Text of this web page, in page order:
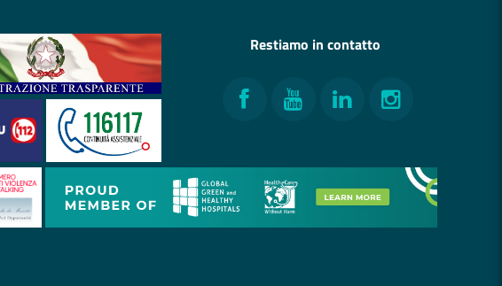
Restiamo in contatto
Facebook
YouTubeLinkedInInstagram